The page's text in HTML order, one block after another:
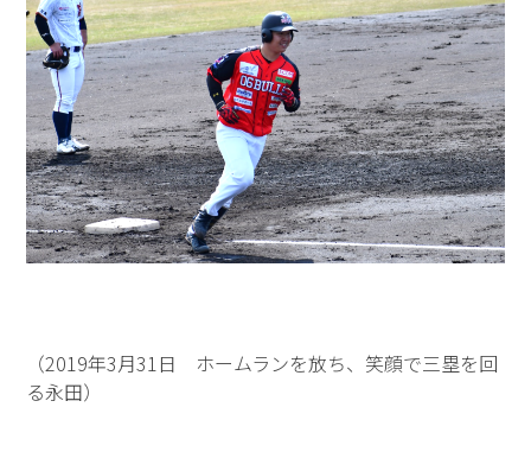
（2019年3月31日 ホームランを放ち、笑顔で三塁を回
る永田）